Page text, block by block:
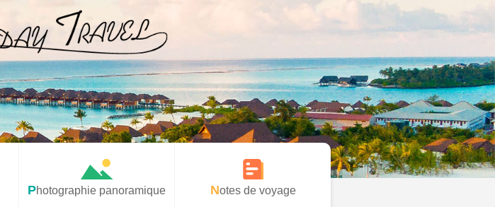
Photographie panoramique Notes de voyage